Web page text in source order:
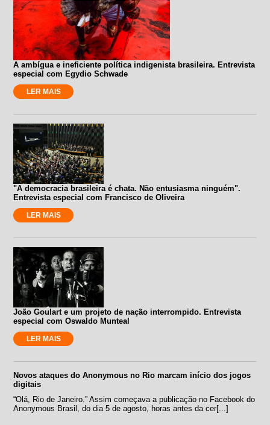
A ambígua e ineficiente política indigenista brasileira. Entrevista
especial com Egydio Schwade
LER MAIS
"A democracia brasileira é chata. Não entusiasma ninguém".
Entrevista especial com Francisco de Oliveira
LER MAIS
João Goulart e um projeto de nação interrompido. Entrevista
especial com Oswaldo Munteal
LER MAIS
Novos ataques do Anonymous no Rio marcam início dos jogos
digitais
“Olá, Rio de Janeiro.” Assim começava a publicação no Facebook do
Anonymous Brasil, do dia 5 de agosto, horas antes da cer[...]